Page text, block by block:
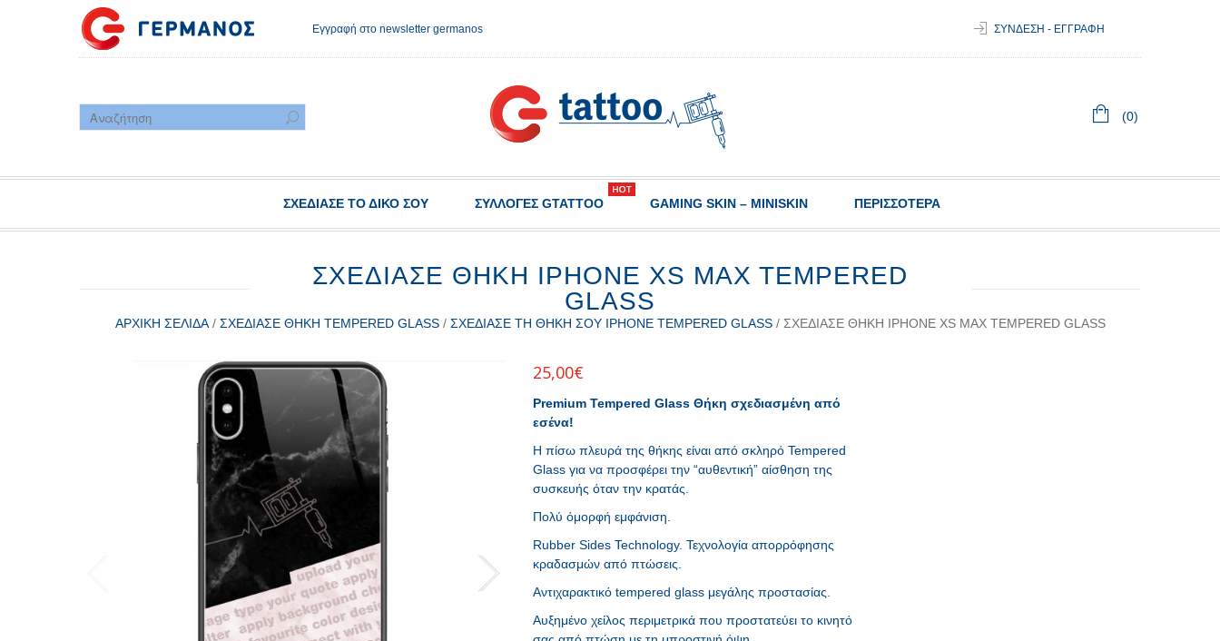
Εγγραφή στο newsletter germanos ΣΥΝΔΕΣΗ - ΕΓΓΡΑΦΗ
(0)
ΣΧΕΔΊΑΣΕ ΤΟ ΔΙΚΌ ΣΟΥ ΣΥΛΛΟΓΈΣ GTATTOO GAMING SKIN – MINISKIN ΠΕΡΙΣΣΟΤΕΡΑ
ΣΧΕΔΊΑΣΕ ΘΉΚΗ IPHONE XS MAX TEMPERED
GLASS
ΑΡΧΙΚΉ ΣΕΛΊΔΑ/ ΣΧΕΔΊΑΣΕ ΘΉΚΗ TEMPERED GLASS/ ΣΧΕΔΊΑΣΕ ΤΗ ΘΉΚΗ ΣΟΥ IPHONE TEMPERED GLASS/ ΣΧΕΔΊΑΣΕ ΘΉΚΗ IPHONE XS MAX TEMPERED GLASS
25,00€
Premium Tempered Glass Θήκη σχεδιασμένη από
εσένα!
Η πίσω πλευρά της θήκης είναι από σκληρό Tempered
Glass για να προσφέρει την “αυθεντική” αίσθηση της
συσκευής όταν την κρατάς.
Πολύ όμορφή εμφάνιση.
Rubber Sides Technology. Τεχνολογία απορρόφησης
κραδασμών από πτώσεις.
Αντιχαρακτικό tempered glass μεγάλης προστασίας.
Αυξημένο χείλος περιμετρικά που προστατεύει το κινητό